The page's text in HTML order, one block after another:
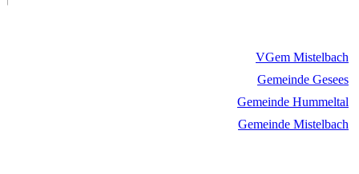
VGem Mistelbach
Gemeinde Gesees
Gemeinde Hummeltal
Gemeinde Mistelbach